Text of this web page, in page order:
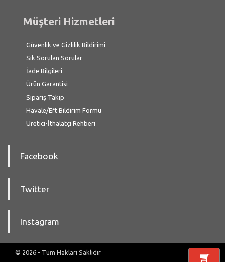
Müşteri Hizmetleri
Güvenlik ve Gizlilik Bildirimi
Sık Sorulan Sorular
İade Bilgileri
Ürün Garantisi
Sipariş Takip
Havale/Eft Bildirim Formu
Üretici-İthalatçi Rehberi
Facebook
Twitter
Instagram
© 2026 - Tüm Hakları Saklıdır